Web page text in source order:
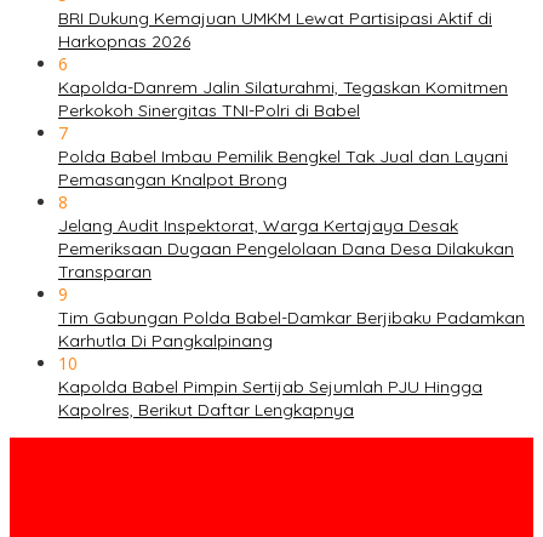
BRI Dukung Kemajuan UMKM Lewat Partisipasi Aktif di
Harkopnas 2026
6
Kapolda-Danrem Jalin Silaturahmi, Tegaskan Komitmen
Perkokoh Sinergitas TNI-Polri di Babel
7
Polda Babel Imbau Pemilik Bengkel Tak Jual dan Layani
Pemasangan Knalpot Brong
8
Jelang Audit Inspektorat, Warga Kertajaya Desak
Pemeriksaan Dugaan Pengelolaan Dana Desa Dilakukan
Transparan
9
Tim Gabungan Polda Babel-Damkar Berjibaku Padamkan
Karhutla Di Pangkalpinang
10
Kapolda Babel Pimpin Sertijab Sejumlah PJU Hingga
Kapolres, Berikut Daftar Lengkapnya